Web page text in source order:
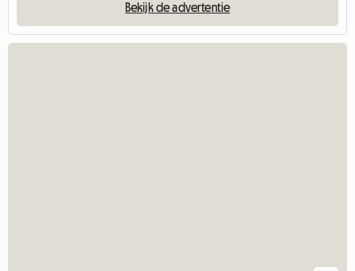
Bekijk de advertentie